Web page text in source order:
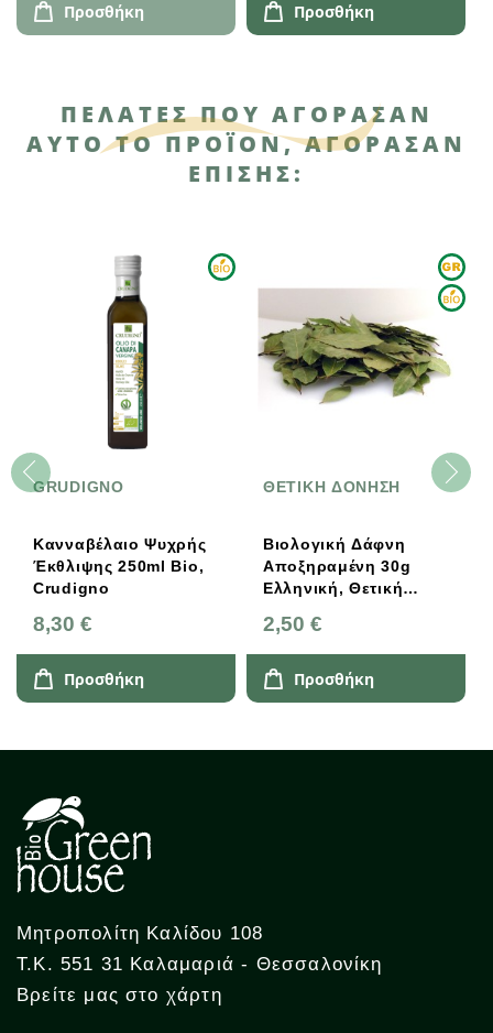
Προσθήκη Προσθήκη
ΠΕΛΆΤΕΣ ΠΟΥ ΑΓΌΡΑΣΑΝ
ΑΥΤΌ ΤΟ ΠΡΟΪΌΝ, ΑΓΌΡΑΣΑΝ
ΕΠΊΣΗΣ:
GRUDIGNO
Κανναβέλαιο Ψυχρής
Έκθλιψης 250ml Bio,
Crudigno
8,30 €
Προσθήκη
ΘΕΤΙΚΗ ΔΟΝΗΣΗ
Βιολογική Δάφνη
Αποξηραμένη 30g
Ελληνική, Θετική
2,50 €
Προσθήκη
Μητροπολίτη Καλίδου 108
Τ.Κ. 551 31 Καλαμαριά - Θεσσαλονίκη
Βρείτε μας στο χάρτη